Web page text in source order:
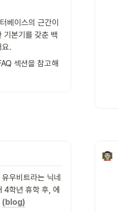
베이스의 근간이
기본기를 갖춘 백
.
섹션을 참고해
우비트라는 닉네
4학년 휴학 후, 에
(blog)